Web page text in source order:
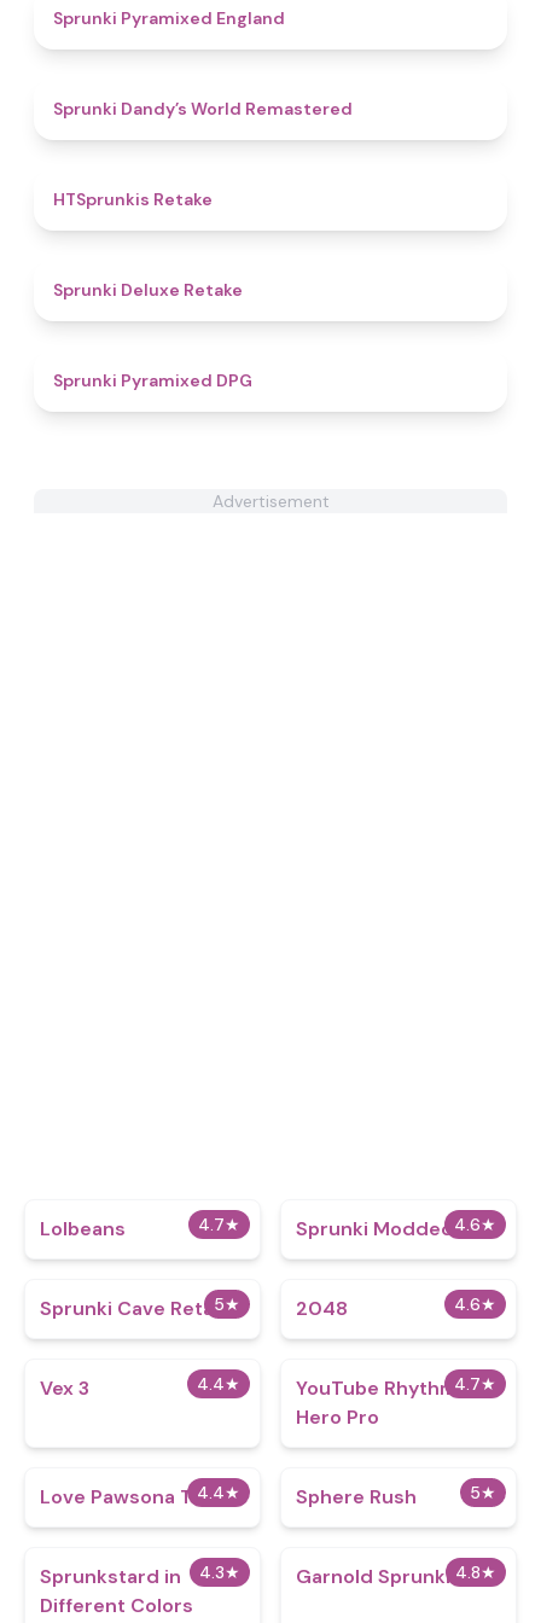
Sprunki Pyramixed England
Sprunki Dandy’s World Remastered
HTSprunkis Retake
Sprunki Deluxe Retake
Sprunki Pyramixed DPG
Advertisement
4.7★
Lolbeans 4.6★
Sprunki Modded
5★
Sprunki Cave Retake 4.6★
2048
4.4★
Vex 3 4.7★
YouTube Rhythm
Hero Pro
4.4★
Love Pawsona Test 5★
Sphere Rush
4.3★
Sprunkstard in
Different Colors
4.8★
Garnold Sprunki